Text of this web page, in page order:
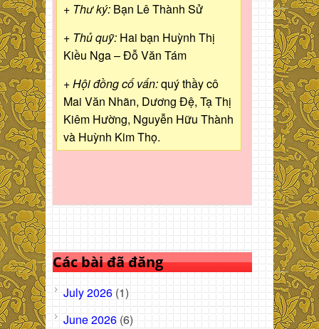
+ Thư ký: Bạn Lê Thành Sử
+ Thủ quỹ: Hai bạn Huỳnh Thị
Kiều Nga – Đỗ Văn Tám
+ Hội đồng cố vấn:quý thầy cô
Mai Văn Nhãn, Dương Đệ, Tạ Thị
Kiêm Hường, Nguyễn Hữu Thành
và Huỳnh Kim Thọ.
Các bài đã đăng
July 2026 (1)
June 2026 (6)